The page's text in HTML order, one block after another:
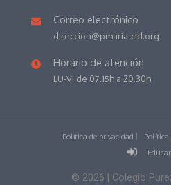
Correo electrónico
direccion@pmaria-cid.org
Horario de atención
LU-VI de 07.15h a 20.30h
Política de privacidad Política
© 2026 | Colegio